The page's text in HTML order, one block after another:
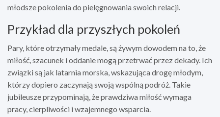
młodsze pokolenia do pielęgnowania swoich relacji.
Przykład dla przyszłych pokoleń
Pary, które otrzymały medale, są żywym dowodem na to, że
miłość, szacunek i oddanie mogą przetrwać przez dekady. Ich
związki są jak latarnia morska, wskazująca drogę młodym,
którzy dopiero zaczynają swoją wspólną podróż. Takie
jubileusze przypominają, że prawdziwa miłość wymaga
pracy, cierpliwości i wzajemnego wsparcia.